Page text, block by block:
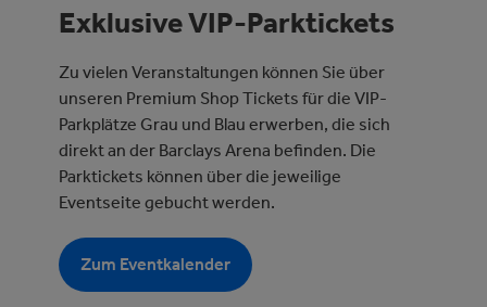
Exklusive VIP-Parktickets
Zu vielen Veranstaltungen können Sie über
unseren Premium Shop Tickets für die VIP-
Parkplätze Grau und Blau erwerben, die sich
direkt an der Barclays Arena befinden. Die
Parktickets können über die jeweilige
Eventseite gebucht werden.
Zum Eventkalender